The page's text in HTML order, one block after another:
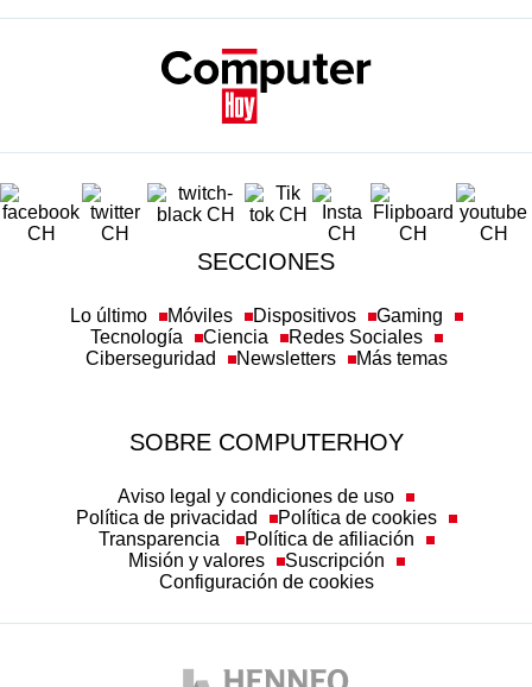
SECCIONES
Lo último Móviles Dispositivos
Gaming
Tecnología
Ciencia
Redes Sociales
Ciberseguridad
Newsletters Más temas
SOBRE COMPUTERHOY
Aviso legal y condiciones de uso
Política de privacidad
Política de cookies
Transparencia
Política de afiliación
Misión y valores
Suscripción
Configuración de cookies